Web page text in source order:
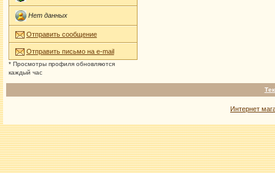
Нет данных
Отправить сообщение
Отправить письмо на e-mail
* Просмотры профиля обновляются
каждый час
Интернет